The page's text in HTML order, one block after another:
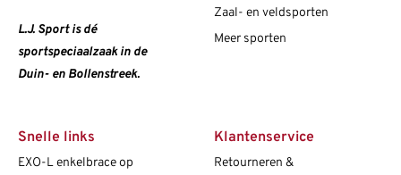
L.J. Sport is dé
sportspeciaalzaak in de
Duin- en Bollenstreek.
Zaal- en veldsporten
Meer sporten
Snelle links
EXO-L enkelbrace op
Klantenservice
Retourneren &